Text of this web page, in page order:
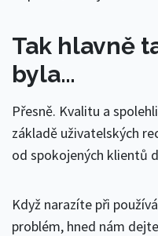
Tak hlavně
byla…
Přesně. Kvalitu a
základě uživatelských
od spokojených klientů
Když narazíte při
problém, hned nám